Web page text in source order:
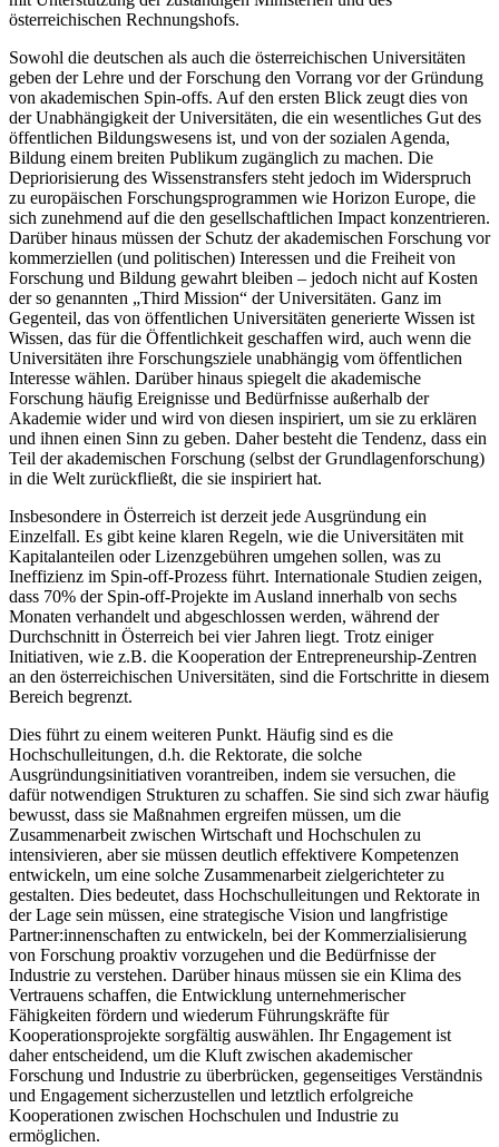
österreichischen Rechnungshofs.
Sowohl die deutschen als auch die österreichischen Universitäten
geben der Lehre und der Forschung den Vorrang vor der Gründung
von akademischen Spin-offs. Auf den ersten Blick zeugt dies von
der Unabhängigkeit der Universitäten, die ein wesentliches Gut des
öffentlichen Bildungswesens ist, und von der sozialen Agenda,
Bildung einem breiten Publikum zugänglich zu machen. Die
Depriorisierung des Wissenstransfers steht jedoch im Widerspruch
zu europäischen Forschungsprogrammen wie Horizon Europe, die
sich zunehmend auf die den gesellschaftlichen Impact konzentrieren.
Darüber hinaus müssen der Schutz der akademischen Forschung vor
kommerziellen (und politischen) Interessen und die Freiheit von
Forschung und Bildung gewahrt bleiben – jedoch nicht auf Kosten
der so genannten „Third Mission“ der Universitäten. Ganz im
Gegenteil, das von öffentlichen Universitäten generierte Wissen ist
Wissen, das für die Öffentlichkeit geschaffen wird, auch wenn die
Universitäten ihre Forschungsziele unabhängig vom öffentlichen
Interesse wählen. Darüber hinaus spiegelt die akademische
Forschung häufig Ereignisse und Bedürfnisse außerhalb der
Akademie wider und wird von diesen inspiriert, um sie zu erklären
und ihnen einen Sinn zu geben. Daher besteht die Tendenz, dass ein
Teil der akademischen Forschung (selbst der Grundlagenforschung)
in die Welt zurückfließt, die sie inspiriert hat.
Insbesondere in Österreich ist derzeit jede Ausgründung ein
Einzelfall. Es gibt keine klaren Regeln, wie die Universitäten mit
Kapitalanteilen oder Lizenzgebühren umgehen sollen, was zu
Ineffizienz im Spin-off-Prozess führt. Internationale Studien zeigen,
dass 70% der Spin-off-Projekte im Ausland innerhalb von sechs
Monaten verhandelt und abgeschlossen werden, während der
Durchschnitt in Österreich bei vier Jahren liegt. Trotz einiger
Initiativen, wie z.B. die Kooperation der Entrepreneurship-Zentren
an den österreichischen Universitäten, sind die Fortschritte in diesem
Bereich begrenzt.
Dies führt zu einem weiteren Punkt. Häufig sind es die
Hochschulleitungen, d.h. die Rektorate, die solche
Ausgründungsinitiativen vorantreiben, indem sie versuchen, die
dafür notwendigen Strukturen zu schaffen. Sie sind sich zwar häufig
bewusst, dass sie Maßnahmen ergreifen müssen, um die
Zusammenarbeit zwischen Wirtschaft und Hochschulen zu
intensivieren, aber sie müssen deutlich effektivere Kompetenzen
entwickeln, um eine solche Zusammenarbeit zielgerichteter zu
gestalten. Dies bedeutet, dass Hochschulleitungen und Rektorate in
der Lage sein müssen, eine strategische Vision und langfristige
Partner:innenschaften zu entwickeln, bei der Kommerzialisierung
von Forschung proaktiv vorzugehen und die Bedürfnisse der
Industrie zu verstehen. Darüber hinaus müssen sie ein Klima des
Vertrauens schaffen, die Entwicklung unternehmerischer
Fähigkeiten fördern und wiederum Führungskräfte für
Kooperationsprojekte sorgfältig auswählen. Ihr Engagement ist
daher entscheidend, um die Kluft zwischen akademischer
Forschung und Industrie zu überbrücken, gegenseitiges Verständnis
und Engagement sicherzustellen und letztlich erfolgreiche
Kooperationen zwischen Hochschulen und Industrie zu
ermöglichen.